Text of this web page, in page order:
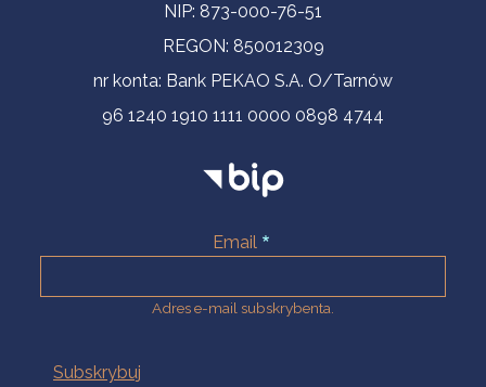
NIP: 873-000-76-51
REGON: 850012309
nr konta: Bank PEKAO S.A. O/Tarnów
96 1240 1910 1111 0000 0898 4744
Email
Adres e-mail subskrybenta.